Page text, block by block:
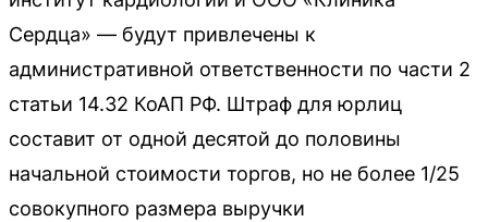
Сердца» — будут привлечены к
административной ответственности по части 2
статьи 14.32 КоАП РФ. Штраф для юрлиц
составит от одной десятой до половины
начальной стоимости торгов, но не более 1/25
совокупного размера выручки